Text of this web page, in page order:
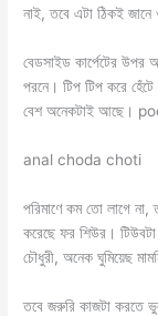
নাই, তবে এটা ঠিকই জানে
বেডসাইড কার্পেটের উপর
পরনে। টিপ টিপ করে
বেশ অনেকটাই আছে।
anal choda choti
পরিমাণে কম তো লাগে না,
করেছে ফর শিউর। টিউবটা
চৌধুরী, অনেক ঘুমিয়েছ
তবে জরুরি কাজটা করতে